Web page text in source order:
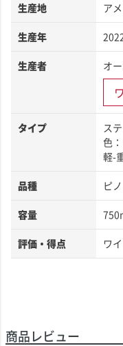
生産地 ア
生産年
生産者 オ
タイプ
ス
色
軽-
品種 ピ
容量
評価・得点 ワ
商品レビュー